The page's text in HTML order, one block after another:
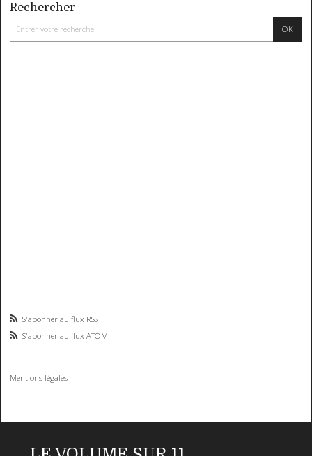
Rechercher
S'abonner au flux RSS
S'abonner au flux ATOM
Mentions légales